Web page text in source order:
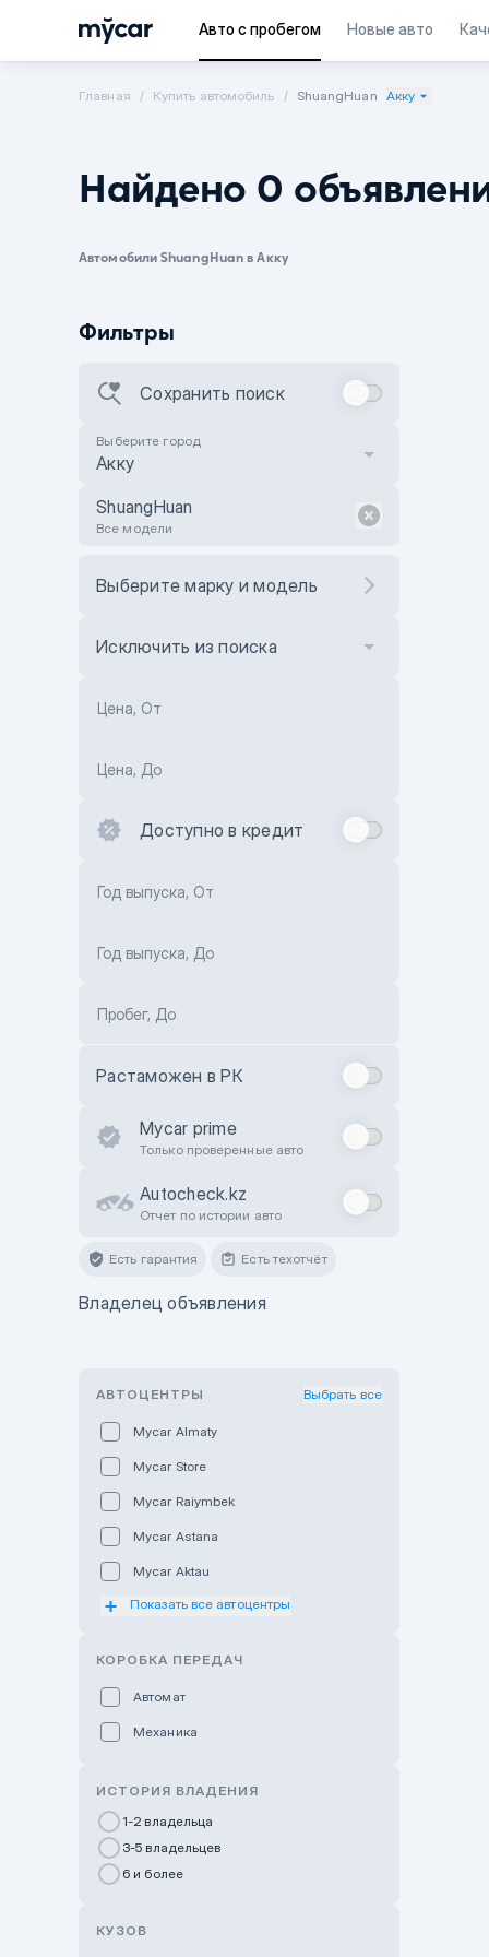
Авто с пробегом Новые авто
Главная Купить автомобиль ShuangHuan Акку
Найдено 0
Автомобили ShuangHuan в Акку
Фильтры
Сохранить поиск
Выберите город
Акку
ShuangHuan
Все модели
Выберите марку и модель
Исключить из поиска
Цена, От
Цена, До
Доступно в кредит
Год выпуска, От
Год выпуска, До
Пробег, До
Растаможен в РК
Mycar prime
Только проверенные авто
Autocheck.kz
Отчет по истории авто
Есть гарантия Есть техотчёт
Владелец объявления
АВТОЦЕНТРЫ Выбрать все
Mycar Almaty
Mycar Store
Mycar Raiymbek
Mycar Astana
Mycar Aktau
Mycar Uralsk
GWM Nurly Zhol
Chery Astana
Показать все автоцентры
КОРОБКА ПЕРЕДАЧ
Автомат
Механика
ИСТОРИЯ ВЛАДЕНИЯ
1-2 владельца
3-5 владельцев
6 и более
КУЗОВ